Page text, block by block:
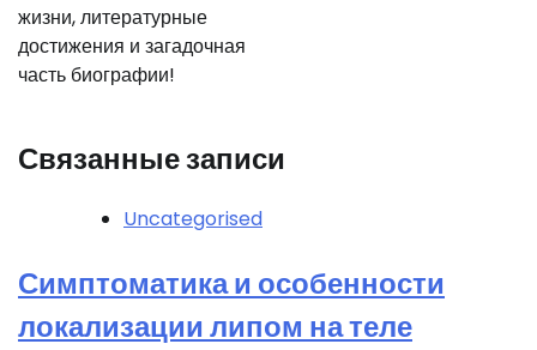
жизни, литературные
достижения и загадочная
часть биографии!
Связанные записи
Uncategorised
Симптоматика и особенности
локализации липом на теле